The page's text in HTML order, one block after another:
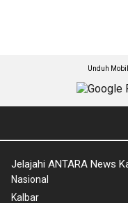
Unduh
Jelajahi ANTARA News
Nasional
Kalbar